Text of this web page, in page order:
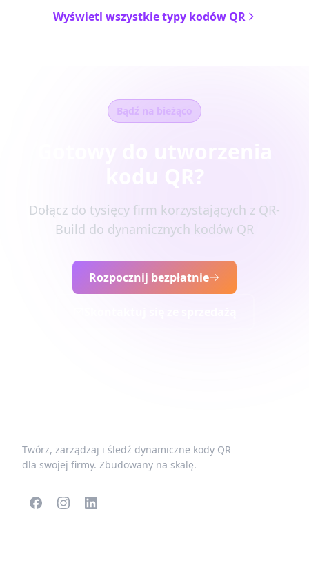
Wyświetl wszystkie typy kodów QR
Bądź na bieżąco
Dołącz do tysięcy firm korzystających z QR-
Build do dynamicznych kodów QR
Rozpocznij bezpłatnie
Twórz, zarządzaj i śledź dynamiczne kody QR
dla swojej firmy. Zbudowany na skalę.